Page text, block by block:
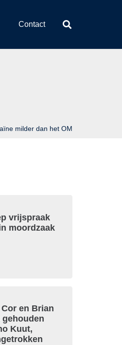
Contact
milder dan het OM
vrijspraak
moordzaak
en Brian
Kuut,